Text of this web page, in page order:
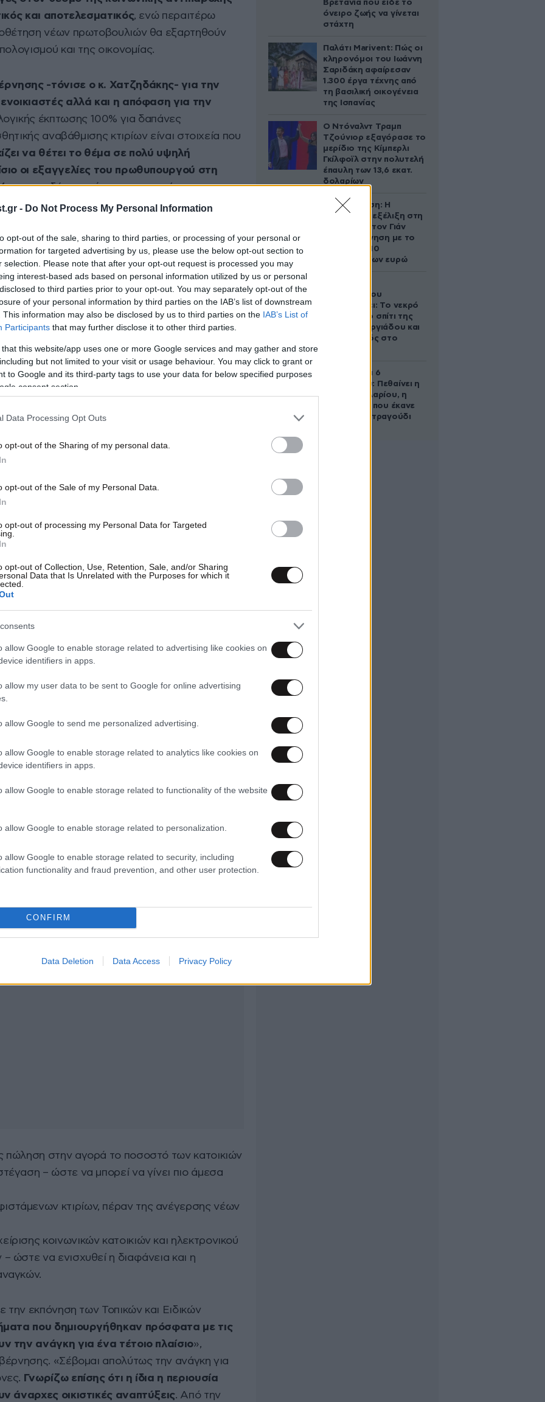
- Do Not Process My Personal Information
opt-out of the sale, sharing to third parties, or processing of your personal or
for targeted advertising by us, please use the below opt-out section to
selection. Please note that after your opt-out request is processed you may
interest-based ads based on personal information utilized by us or personal
to third parties prior to your opt-out. You may separately opt-out of the
of your personal information by third parties on the IAB’s list of downstream
This information may also be disclosed by us to third parties on the IAB’s List of
Participants that may further disclose it to other third parties.
that this website/app uses one or more Google services and may gather and store
but not limited to your visit or usage behaviour. You may click to grant or
to Google and its third-party tags to use your data for below specified purposes
consent section.
Data Processing Opt Outs
opt-out of the Sharing of my personal data.
opt-out of the Sale of my Personal Data.
opt-out of processing my Personal Data for Targeted
opt-out of Collection, Use, Retention, Sale, and/or Sharing
Data that Is Unrelated with the Purposes for which it
allow Google to enable storage related to advertising like cookies on
identifiers in apps.
allow my user data to be sent to Google for online advertising
allow Google to send me personalized advertising.
allow Google to enable storage related to analytics like cookies on
identifiers in apps.
allow Google to enable storage related to functionality of the website
allow Google to enable storage related to personalization.
allow Google to enable storage related to security, including
functionality and fraud prevention, and other user protection.
CONFIRM
Data Deletion Data Access Privacy Policy
και αποτελεσματικός, ενώ περαιτέρω
νέων πρωτοβουλιών θα εξαρτηθούν
και της οικονομίας.
-τόνισε ο κ. Χατζηδάκης- για την
αλλά και η απόφαση για την
έκπτωσης 100% για δαπάνες
αναβάθμισης κτιρίων είναι στοιχεία που
να θέτει το θέμα σε πολύ υψηλή
οι εξαγγελίες του πρωθυπουργού στη
τη δέσμευσή μας να συνεχίσουμε στον
των μεταρρυθμίσεων και της
– με σχέδιο, συνέπεια και ρεαλισμό».
ήδη ή δρομολογούνται το επόμενο διάστημα
Ήδη έχουν εφαρμοστεί μείωση του
για τις ασφαλισμένες κατοικίες, αναστολή
, η κατάργηση για 3 χρόνια του φόρου
μισθώνονται, ή μετατρέπονται από
αύξηση της έκπτωσης φόρου για δαπάνες
αναβάθμισης κτιρίων.
κατεύθυνση αυτή λειτουργούν τα
– νοικιάζω»,στο οποίο η επιδότηση
ευρώ, «Αναβαθμίζω το Σπίτι μου»
για λόγους αναπτυξιακούς – αλλά και για
να κινούμαστε με υπευθυνότητα, χωρίς να
αντοχές της χώρας», ανέφερε εν προκειμένω ο
με στόχο και πάλι την αύξηση της
παρέμβαση -είπε ο κ. Χατζηδάκης-
Μέσω αυτής, δημόσια ακίνητα
μπορούν να αξιοποιηθούν για την
ενοίκιο και κοινωνικά κριτήρια. Ενώ
(rent to own). Το αρμόδιο υπουργείο
προς ψήφιση βελτιώσεις επί του
πιο ελκυστικό και αποτελεσματικό».
πώληση στην αγορά το ποσοστό των κατοικιών
– ώστε να μπορεί να γίνει πιο άμεσα
κτιρίων, πέραν της ανέγερσης νέων
κοινωνικών κατοικιών και ηλεκτρονικού
ώστε να ενισχυθεί η διαφάνεια και η
την εκπόνηση των Τοπικών και Ειδικών
που δημιουργήθηκαν πρόσφατα με τις
την ανάγκη για ένα τέτοιο πλαίσιο»,
«Σέβομαι απολύτως την ανάγκη για
Γνωρίζω επίσης ότι η ίδια η περιουσία
άναρχες οικιστικές αναπτύξεις. Από την
Βρετανία που είδε το
όνειρο ζωής να γίνεται
στάχτη
Παλάτι Marivent: Πώς οι
κληρονόμοι του Ιωάννη
Σαριδάκη αφαίρεσαν
1.300 έργα τέχνης από
τη βασιλική οικογένεια
της Ισπανίας
Ο Ντόναλντ Τραμπ
Τζούνιορ εξαγόρασε το
μερίδιο της Κίμπερλι
Γκίλφοϊλ στην πολυτελή
έπαυλη των 13,6 εκατ.
δολαρίων
Αθηνά Ωνάση: Η
απρόσμενη εξέλιξη στη
διαμάχη με τον Γιάν
Τοπς – Η κίνηση με το
άλογο των 10
εκατομμυρίων ευρώ
Τζώρτζογλου
αποκαλύπτει: Το νεκρό
έμβρυο στο σπίτι της
Μαρίας Γεωργιάδου και
ο εγκλεισμός στο
Σαν σήμερα 6
Αυγούστου: Πεθαίνει η
Ρίτα Σακελλαρίου, η
λαϊκή ντίβα που έκανε
τη ζωή της τραγούδι